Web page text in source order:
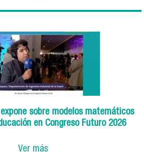
expone sobre modelos matemáticos
en Congreso Futuro 2026
Ver más